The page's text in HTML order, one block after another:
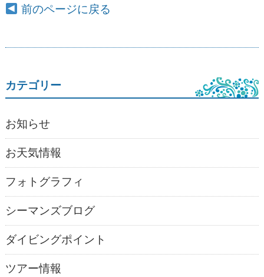
前のページに戻る
カテゴリー
お知らせ
お天気情報
フォトグラフィ
シーマンズブログ
ダイビングポイント
ツアー情報